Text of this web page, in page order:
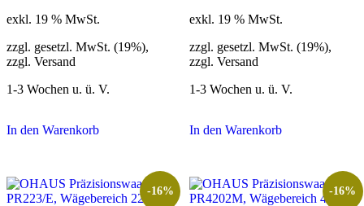
war:
ist:
exkl. 19 % MwSt.
zzgl. gesetzl. MwSt. (19%),
zzgl. Versand
1-3 Wochen u. ü. V.
In den Warenkorb
war:
ist:
exkl. 19 % MwSt.
zzgl. gesetzl. MwSt. (19%),
zzgl. Versand
1-3 Wochen u. ü. V.
In den Warenkorb
-16% -16%